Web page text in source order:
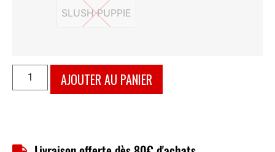
SLUSH PUPPIE
SLUSH PUPPIE
AJOUTER AU PANIER